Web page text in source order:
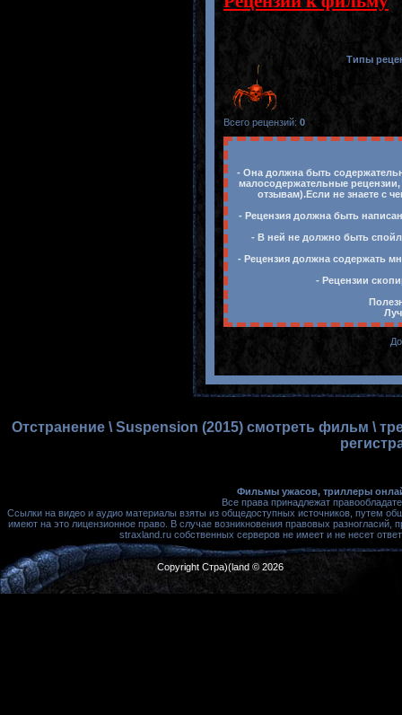
Типы
Всего рецензий: 0
- Она должна быть
малосодержательные
отзывам).Если не знаете с
- Рецензия должна быть
- В ней не должно быть
- Рецензия должна содержать
- Рецензии
Отстранение \ Suspension (2015) смотреть фильм \
Фильмы ужасов, триллеры
Все права принадлежат
Ссылки на видео и аудио материалы взяты из общедоступных источников, путем
имеют на это лицензионное право. В случае возникновения правовых
straxland.ru собственных серверов не имеет и не несет
Copyright Стра)(land © 2026